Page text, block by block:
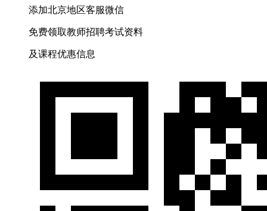
添加北京地区客服微信
免费领取教师招聘考试资料
及课程优惠信息